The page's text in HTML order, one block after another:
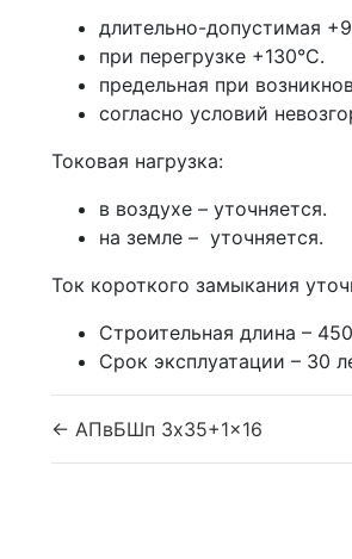
длительно-допустимая
при перегрузке +130°С.
предельная при
согласно условий
Токовая нагрузка:
в воздухе – уточняется.
на земле – уточняется.
Ток короткого замыкания
Строительная длина –
Срок эксплуатации – 30
← АПвБШп 3x35+1x16